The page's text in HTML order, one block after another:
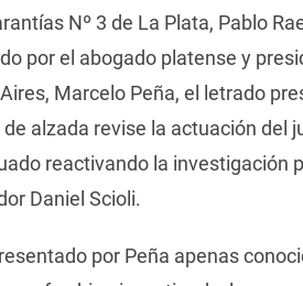
Nº 3 de La Plata, Pablo
por el abogado platense y
Marcelo Peña, el letrado
alzada revise la actuación del
reactivando la investigación
Daniel Scioli.
por Peña apenas